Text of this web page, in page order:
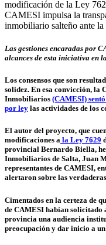
CAMESI impulsa la
inmobiliario salteño ante
Las gestiones encaradas por
alcances de esta iniciativa en
Los consensos que son
solidez. En esa convicción, la
Inmobiliarios (CAMESI)
por ley las actividades de los
El autor del proyecto, que
modificaciones a la Ley 7629
provincial Bernardo Biella,
Inmobiliarios de Salta, Juan
representantes de CAMESI,
alertaron sobre las
Cimentados en la certeza de
de CAMESI habían solicitado
provincia una audiencia
preocupación y dar inicio a un